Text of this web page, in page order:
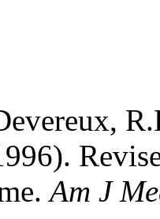
Am J